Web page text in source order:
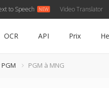
to Speech Video Translator
OCR API Prix
PGM à MNG